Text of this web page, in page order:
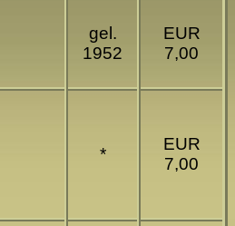
gel.
1952
EUR
7,00
*
EUR
7,00